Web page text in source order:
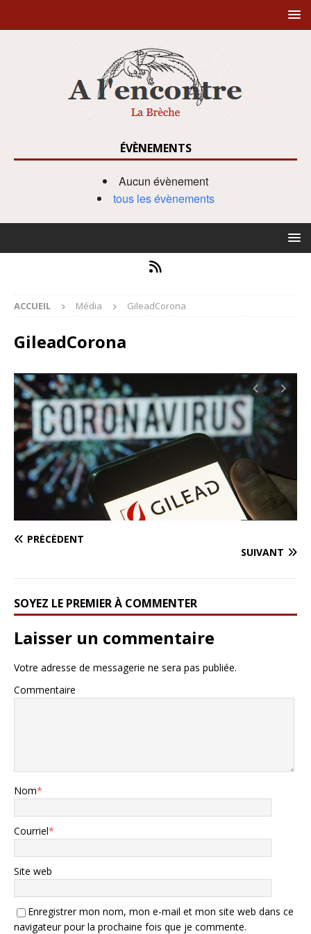
ÉVÈNEMENTS
Aucun évènement
tous les évènements
ACCUEIL Média GileadCorona
GileadCorona
PRÉCÉDENT
SUIVANT
SOYEZ LE PREMIER À COMMENTER
Laisser un commentaire
Votre adresse de messagerie ne sera pas publiée.
Commentaire
Nom*
Courriel*
Site web
Enregistrer mon nom, mon e-mail et mon site web dans ce
navigateur pour la prochaine fois que je commente.